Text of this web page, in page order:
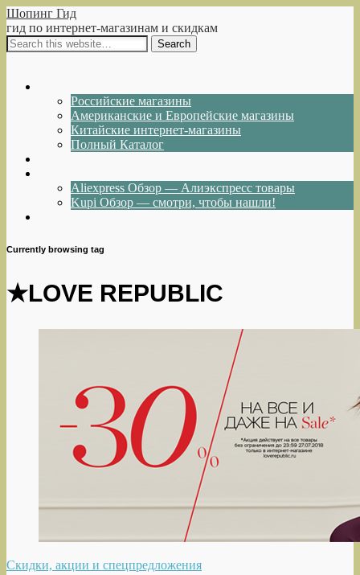
Шопинг Гид
гид по интернет-магазинам и скидкам
Российские магазины
Американские и Европейские магазины
Китайские интернет-магазины
Полный Каталог
Aliexpress Обзор — Алиэкспресс товары
Kupi Обзор — смотри, чтобы нашли!
Currently browsing tag
★LOVE REPUBLIC
Скидки, акции и спецпредложения